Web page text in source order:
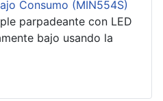
Consumo (MIN554S)
parpadeante con LED
bajo usando la